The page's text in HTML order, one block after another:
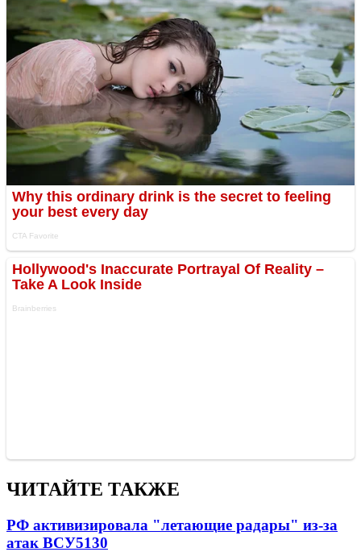
ЧИТАЙТЕ ТАКЖЕ
РФ активизировала "летающие радары" из-за
атак ВСУ5130